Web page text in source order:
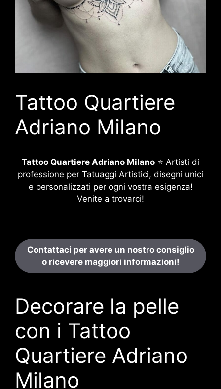
Tattoo Quartiere
Adriano Milano
Tattoo Quartiere Adriano Milano ⭐ Artisti di
professione per Tatuaggi Artistici, disegni unici
e personalizzati per ogni vostra esigenza!
Venite a trovarci!
Contattaci per avere un nostro consiglio
o ricevere maggiori informazioni!
Decorare la pelle
con i Tattoo
Quartiere Adriano
Milano